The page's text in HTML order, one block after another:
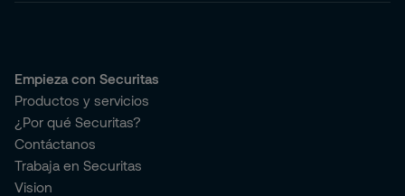
Empieza con Securitas
Productos y servicios
¿Por qué Securitas?
Contáctanos
Trabaja en Securitas
Vision